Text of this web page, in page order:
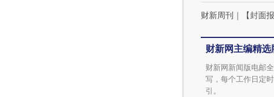
财新周刊 ｜ 【封面
财新网主编精选
财新网新闻版电邮
写，每个工作日定
引。